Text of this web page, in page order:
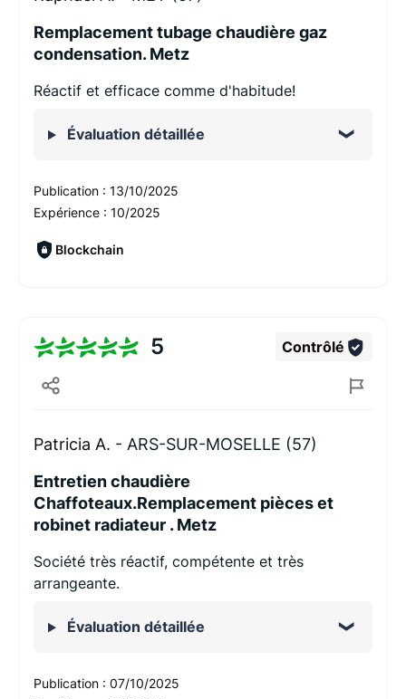
Remplacement tubage chaudière gaz
condensation. Metz
Réactif et efficace comme d'habitude!
Évaluation détaillée
Publication : 13/10/2025
Expérience : 10/2025
Blockchain
5 Contrôlé
Patricia A. - ARS-SUR-MOSELLE (57)
Entretien chaudière
Chaffoteaux.Remplacement pièces et
robinet radiateur . Metz
Société très réactif, compétente et très
arrangeante.
Évaluation détaillée
Publication : 07/10/2025